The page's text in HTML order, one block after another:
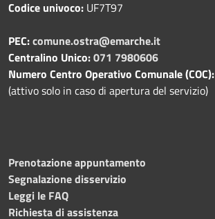
Codice univoco: UF7T97
PEC:comune.ostra@emarche.it
Centralino Unico:071 7980606
Numero Centro Operativo Comunale (COC):
(attivo solo in caso di apertura del servizio)
Prenotazione appuntamento
Segnalazione disservizio
Leggi le FAQ
Richiesta di assistenza